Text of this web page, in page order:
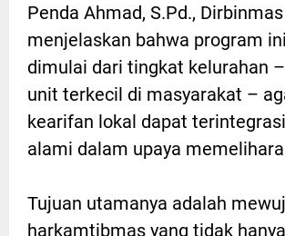
Penda Ahmad, S.Pd., Dirbinmas
menjelaskan bahwa program
dimulai dari tingkat kelurahan
unit terkecil di masyarakat –
kearifan lokal dapat
alami dalam upaya
Tujuan utamanya adalah
harkamtibmas yang tidak